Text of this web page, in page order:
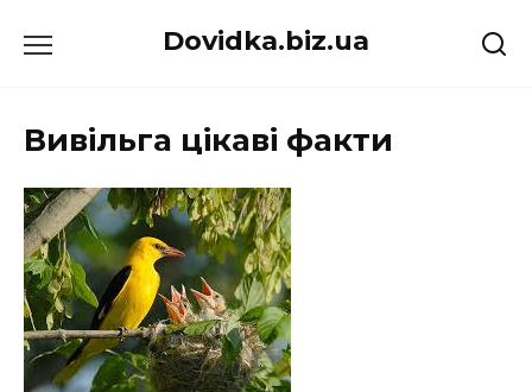
до
Dovidka.biz.ua
Вивільга цікаві факти